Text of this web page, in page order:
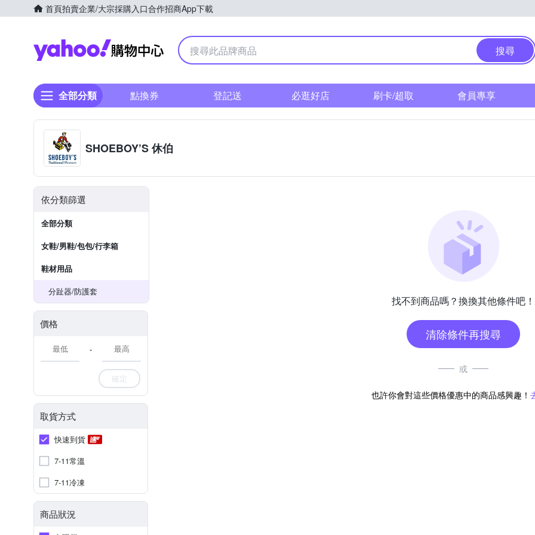
首頁拍賣企業/大宗採購入口合作招商App下載
Yahoo購物中心
搜尋
全部分類 點換券 登記送 必逛好店 刷卡/超取 會員專享
SHOEBOY’S 休伯
依分類篩選
全部分類
女鞋/男鞋/包包/行李箱
鞋材用品
分趾器/防護套
價格
-
確定
取貨方式
快速到貨
7-11常溫
7-11冷凍
商品狀況
找不到商品嗎？換換其他條件吧！
清除條件再搜尋
或
也許你會對這些價格優惠中的商品感興趣！